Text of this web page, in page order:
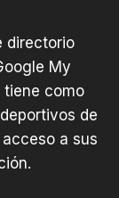
directorio
My
tiene como
de
a sus